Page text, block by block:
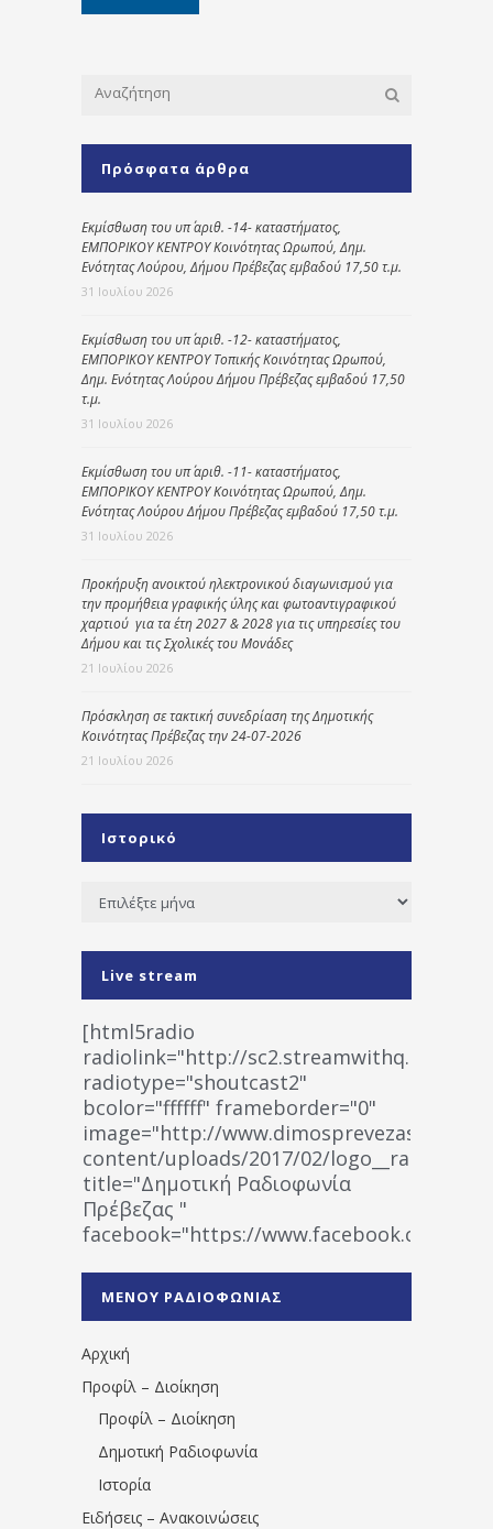
Πρόσφατα άρθρα
Εκμίσθωση του υπ΄ αριθ. -14- καταστήματος,
ΕΜΠΟΡΙΚΟΥ ΚΕΝΤΡΟΥ Κοινότητας Ωρωπού, Δημ.
Ενότητας Λούρου, Δήμου Πρέβεζας εμβαδού 17,50 τ.μ.
31 Ιουλίου 2026
Εκμίσθωση του υπ΄ αριθ. -12- καταστήματος,
ΕΜΠΟΡΙΚΟΥ ΚΕΝΤΡΟΥ Τοπικής Κοινότητας Ωρωπού,
Δημ. Ενότητας Λούρου Δήμου Πρέβεζας εμβαδού 17,50
τ.μ.
31 Ιουλίου 2026
Εκμίσθωση του υπ΄ αριθ. -11- καταστήματος,
ΕΜΠΟΡΙΚΟΥ ΚΕΝΤΡΟΥ Κοινότητας Ωρωπού, Δημ.
Ενότητας Λούρου Δήμου Πρέβεζας εμβαδού 17,50 τ.μ.
31 Ιουλίου 2026
Προκήρυξη ανοικτού ηλεκτρονικού διαγωνισμού για
την προμήθεια γραφικής ύλης και φωτοαντιγραφικού
χαρτιού για τα έτη 2027 & 2028 για τις υπηρεσίες του
Δήμου και τις Σχολικές του Μονάδες
21 Ιουλίου 2026
Πρόσκληση σε τακτική συνεδρίαση της Δημοτικής
Κοινότητας Πρέβεζας την 24-07-2026
21 Ιουλίου 2026
Ιστορικό
Ιστορικό
Live stream
[html5radio
radiolink="http://
radiotype="shoutcast2"
bcolor="ffffff" frameborder="0"
image="http://www.dimosprevezas.gr/wp-
content/uploads/2017/02/
title="Δημοτική Ραδιοφωνία
Πρέβεζας "
facebook="https://www.facebook.com/
1531194763766854/" artist="" ]
ΜΕΝΟΥ ΡΑΔΙΟΦΩΝΙΑΣ
Αρχική
Προφίλ – Διοίκηση
Προφίλ – Διοίκηση
Δημοτική Ραδιοφωνία
Ιστορία
Ειδήσεις – Ανακοινώσεις